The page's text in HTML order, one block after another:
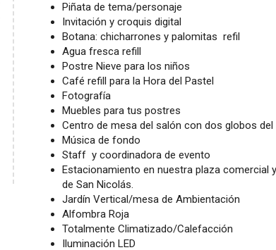
Piñata de tema/personaje
Invitación y croquis digital
Botana: chicharrones y palomitas refil
Agua fresca refill
Postre Nieve para los niños
Café refill para la Hora del Pastel
Fotografía
Muebles para tus postres
Centro de mesa del salón con dos globos
Música de fondo
Staff y coordinadora de evento
Estacionamiento en nuestra plaza
de San Nicolás.
Jardín Vertical/mesa de Ambientación
Alfombra Roja
Totalmente Climatizado/Calefacción
Iluminación LED